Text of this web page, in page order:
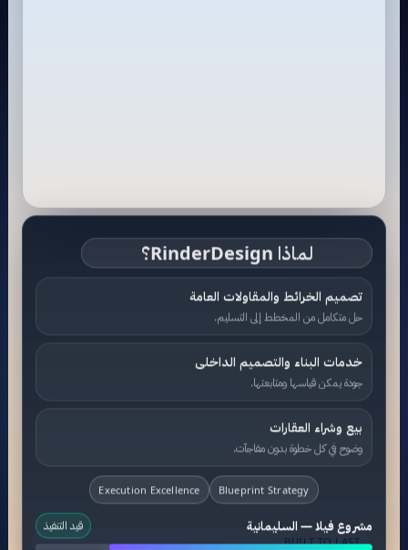
لماذا RinderDesign؟
تصميم الخرائط والمقاولات العامة
حل متكامل من المخطط إلى التسليم.
خدمات البناء والتصميم الداخلى
جودة يمكن قياسها ومتابعتها.
بيع وشراء العقارات
وضوح في كل خطوة بدون مفاجآت.
Blueprint Strategy
Execution Excellence
مشروع فيلا — السليمانية قيد التنفيذ
BUILT TO LAST